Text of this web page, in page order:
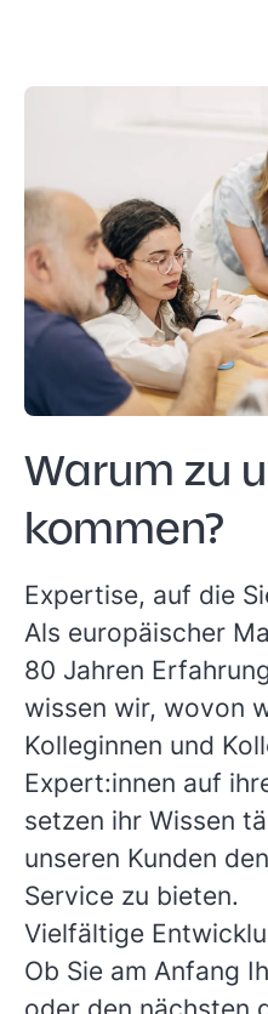
Warum zu
kommen?
Expertise, auf die
Als europäischer
80 Jahren
wissen wir, wovon
Kolleginnen und
Expert:innen auf
setzen ihr Wissen
unseren Kunden
Service zu bieten.
Vielfältige
Ob Sie am Anfang